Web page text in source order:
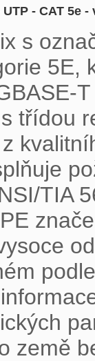
- CAT 5e
s
5E,
třídou
TIA
země